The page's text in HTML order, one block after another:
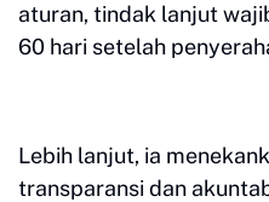
aturan, tindak lanjut
60 hari setelah
Lebih lanjut, ia
transparansi dan